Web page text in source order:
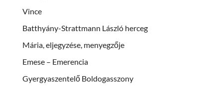
Vince
Batthyány-Strattmann László herceg
Mária, eljegyzése, menyegzője
Emese – Emerencia
Gyergyaszentelő Boldogasszony